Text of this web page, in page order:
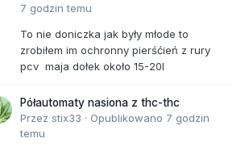
7 godzin temu
To nie doniczka jak były młode to
zrobiłem im ochronny pierśćień z rury
pcv maja dołek około 15-20l
Półautomaty nasiona z thc-thc
Przez stix33 · Opublikowano 7 godzin
temu